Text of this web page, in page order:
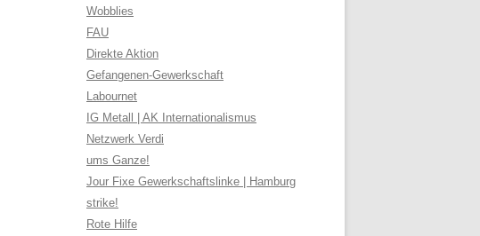
Wobblies
FAU
Direkte Aktion
Gefangenen-Gewerkschaft
Labournet
IG Metall | AK Internationalismus
Netzwerk Verdi
ums Ganze!
Jour Fixe Gewerkschaftslinke | Hamburg
strike!
Rote Hilfe